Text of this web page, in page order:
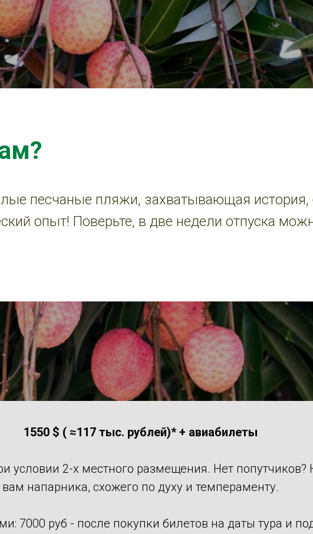
песчаные пляжи, захватывающая история,
опыт! Поверьте, в две недели отпуска
1550 $ ( ≈117 тыс. рублей)* + авиабилеты
условии 2-х местного размещения. Нет
вам напарника, схожего по духу и темпераменту.
7000 руб - после покупки билетов на даты тура и